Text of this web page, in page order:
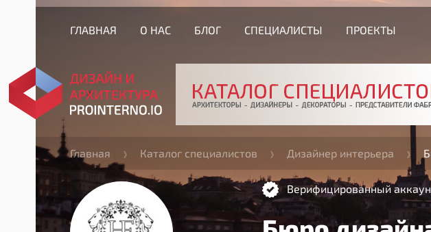
ГЛАВНАЯ О НАС БЛОГ СПЕЦИАЛИСТЫ ПРОЕКТЫ
Главная Каталог специалистов Дизайнер интерьера
Верифицированный